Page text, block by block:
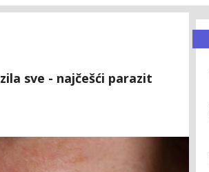
sve - najčešći parazit